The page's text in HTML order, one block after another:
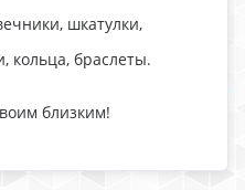
шкатулки,
кольца, браслеты.
близким!